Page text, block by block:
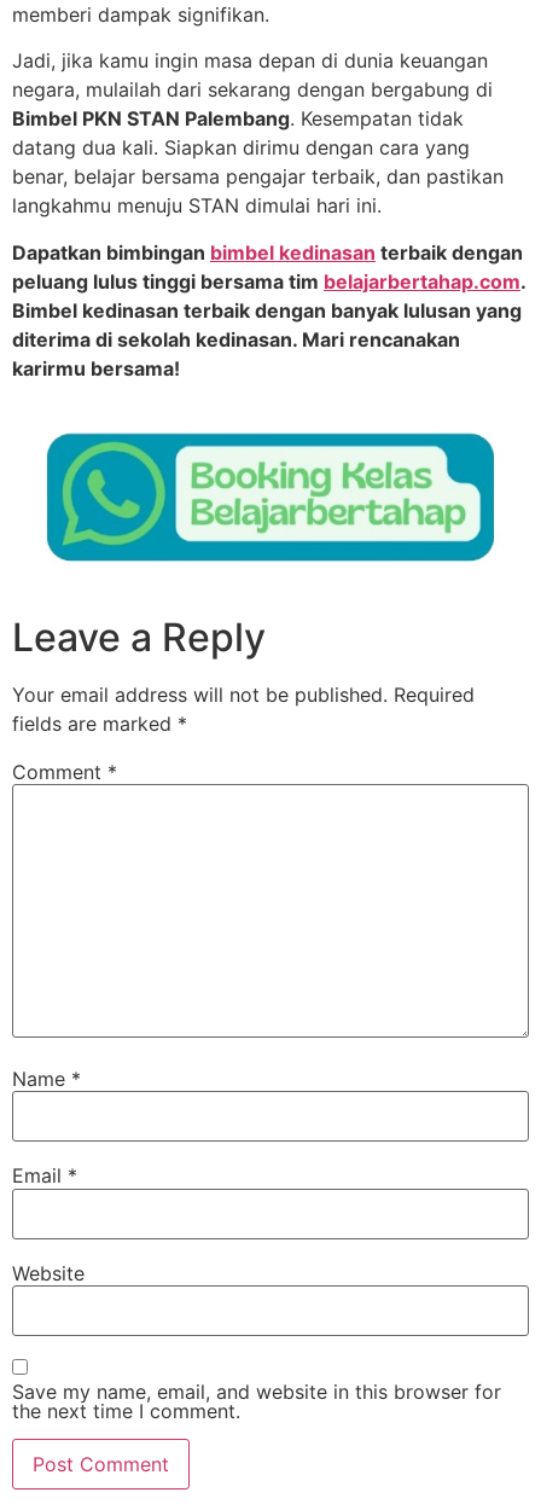
memberi dampak signifikan.
Jadi, jika kamu ingin masa depan di dunia keuangan
negara, mulailah dari sekarang dengan bergabung di
Bimbel PKN STAN Palembang. Kesempatan tidak
datang dua kali. Siapkan dirimu dengan cara yang
benar, belajar bersama pengajar terbaik, dan pastikan
langkahmu menuju STAN dimulai hari ini.
Dapatkan bimbingan bimbel kedinasan terbaik dengan
peluang lulus tinggi bersama tim belajarbertahap.com.
Bimbel kedinasan terbaik dengan banyak lulusan yang
diterima di sekolah kedinasan. Mari rencanakan
karirmu bersama!
Leave a Reply
Your email address will not be published. Required
fields are marked *
Comment *
Name *
Email *
Website
Save my name, email, and website in this browser for
the next time I comment.